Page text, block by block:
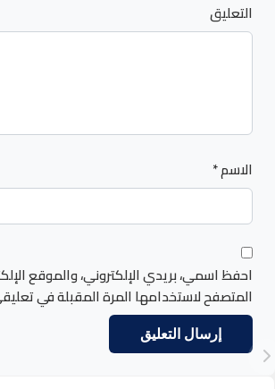
التعليق
الاسم*
احفظ اسمي، بريدي الإلكتروني، والموقع
المتصفح لاستخدامها المرة المقبلة في